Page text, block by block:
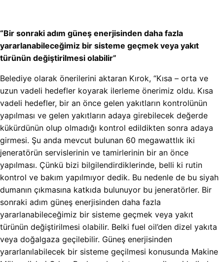
“Bir sonraki adım güneş enerjisinden daha fazla
yararlanabileceğimiz bir sisteme geçmek veya yakıt
türünün değiştirilmesi olabilir”
Belediye olarak önerilerini aktaran Kırok, “Kısa – orta ve
uzun vadeli hedefler koyarak ilerleme önerimiz oldu. Kısa
vadeli hedefler, bir an önce gelen yakıtların kontrolünün
yapılması ve gelen yakıtların adaya girebilecek değerde
kükürdünün olup olmadığı kontrol edildikten sonra adaya
girmesi. Şu anda mevcut bulunan 60 megawattlık iki
jeneratörün servislerinin ve tamirlerinin bir an önce
yapılması. Çünkü bizi bilgilendirdiklerinde, belli ki rutin
kontrol ve bakım yapılmıyor dedik. Bu nedenle de bu siyah
dumanın çıkmasına katkıda bulunuyor bu jeneratörler. Bir
sonraki adım güneş enerjisinden daha fazla
yararlanabileceğimiz bir sisteme geçmek veya yakıt
türünün değiştirilmesi olabilir. Belki fuel oil’den dizel yakıta
veya doğalgaza geçilebilir. Güneş enerjisinden
yararlanılabilecek bir sisteme geçilmesi konusunda Makine